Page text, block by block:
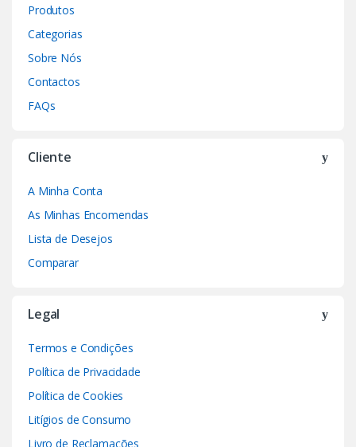
Produtos
Categorias
Sobre Nós
Contactos
FAQs
Cliente
A Minha Conta
As Minhas Encomendas
Lista de Desejos
Comparar
Legal
Termos e Condições
Política de Privacidade
Política de Cookies
Litígios de Consumo
Livro de Reclamações